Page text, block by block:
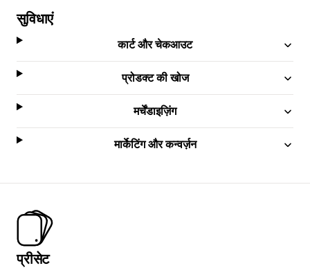
सुविधाएं
कार्ट और चेकआउट
प्रोडक्ट की खोज
मर्चेंडाइज़िंग
मार्केटिंग और कन्वर्ज़न
प्रीसेट